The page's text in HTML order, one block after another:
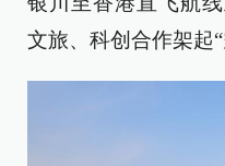
文旅、科创合作架起“